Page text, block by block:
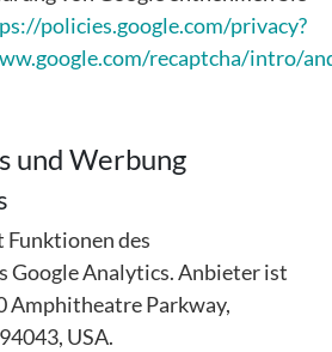
policies.google.com/privacy?
recaptcha/intro/
und Werbung
des
Google Analytics. Anbieter ist
Amphitheatre Parkway,
USA.